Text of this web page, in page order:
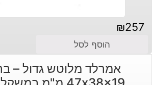
₪257
הוסף לסל
אמרלד מלוטש גדול –